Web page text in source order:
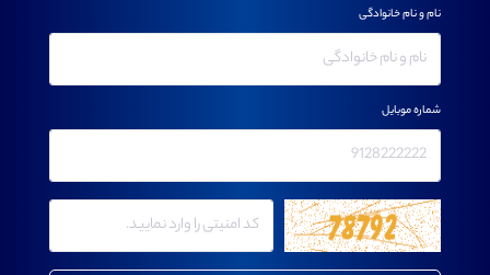
نام و نام خانوادگی
شماره موبایل